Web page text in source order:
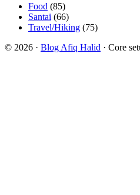
Food (85)
Santai (66)
Travel/Hiking (75)
© 2026 · Blog Afiq Halid · Core